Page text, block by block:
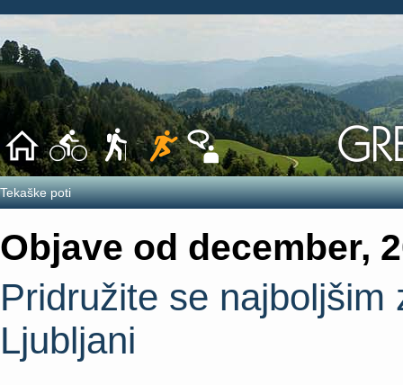
Tekaške poti
Objave od december,
Pridružite se
Ljubljani